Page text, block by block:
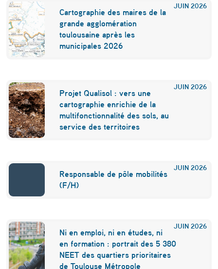
l
e
s
v
e
n
t
e
JUIN 2026
Cartographie des maires de la
grande agglomération
toulousaine après les
municipales 2026
JUIN 2026
Projet Qualisol : vers une
cartographie enrichie de la
multifonctionnalité des sols, au
service des territoires
JUIN 2026
Responsable de pôle mobilités
(F/H)
JUIN 2026
Ni en emploi, ni en études, ni
en formation : portrait des 5 380
NEET des quartiers prioritaires
de Toulouse Métropole